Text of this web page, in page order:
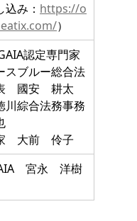
み： https://o
）
認定専門家
ブルー総合法
國安 耕太
綜合法務事務
家 大前 伶子
宮永 洋樹